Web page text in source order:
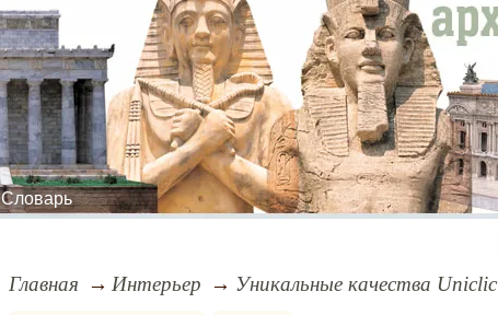
Словарь
Главная Интерьер
Уникальные качества Uniclic